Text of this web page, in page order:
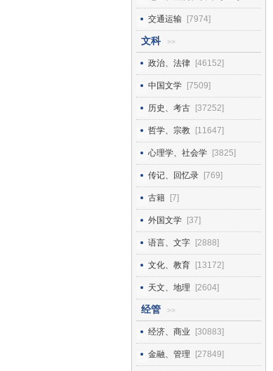
交通运输 [7974]
文科 >>
政治、法律 [46152]
中国文学 [7509]
历史、考古 [37252]
哲学、宗教 [11647]
心理学、社会学 [3825]
传记、回忆录 [769]
古籍 [7]
外国文学 [37]
语言、文字 [2888]
文化、教育 [13172]
天文、地理 [2604]
经管 >>
经济、商业 [30883]
金融、管理 [27849]